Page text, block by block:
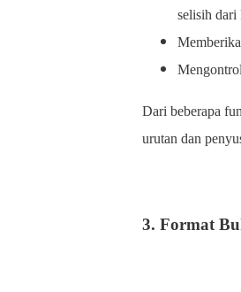
selisih dari
Dari beberapa
urutan dan
3. Format